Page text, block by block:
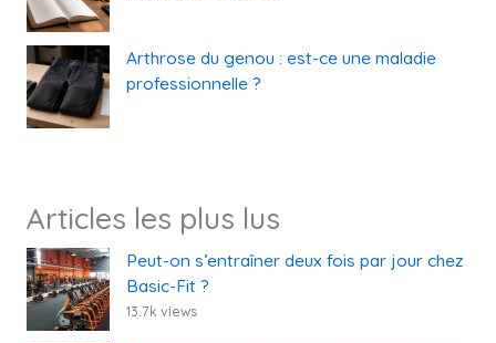
Arthrose du genou : est-ce une maladie
professionnelle ?
Articles les plus lus
Peut-on s’entraîner deux fois par jour chez
Basic-Fit ?
13.7k views